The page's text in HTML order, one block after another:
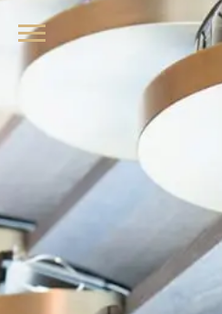
品牌眼鏡、精品